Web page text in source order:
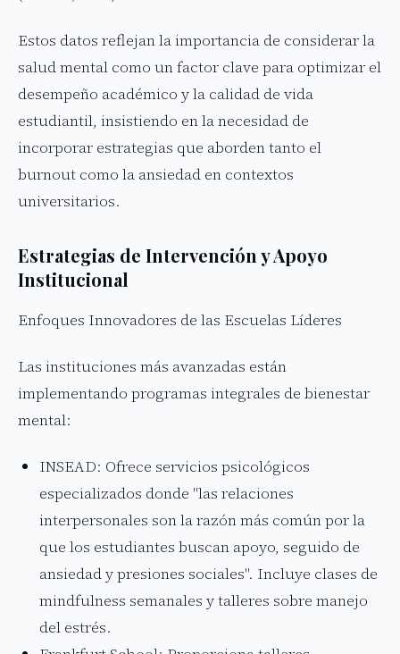
Estos datos reflejan la importancia de considerar la
salud mental como un factor clave para optimizar el
desempeño académico y la calidad de vida
estudiantil, insistiendo en la necesidad de
incorporar estrategias que aborden tanto el
burnout como la ansiedad en contextos
universitarios.
Estrategias de Intervención y Apoyo
Institucional
Enfoques Innovadores de las Escuelas Líderes
Las instituciones más avanzadas están
implementando programas integrales de bienestar
mental:
INSEAD: Ofrece servicios psicológicos
especializados donde "las relaciones
interpersonales son la razón más común por la
que los estudiantes buscan apoyo, seguido de
ansiedad y presiones sociales". Incluye clases de
mindfulness semanales y talleres sobre manejo
del estrés.